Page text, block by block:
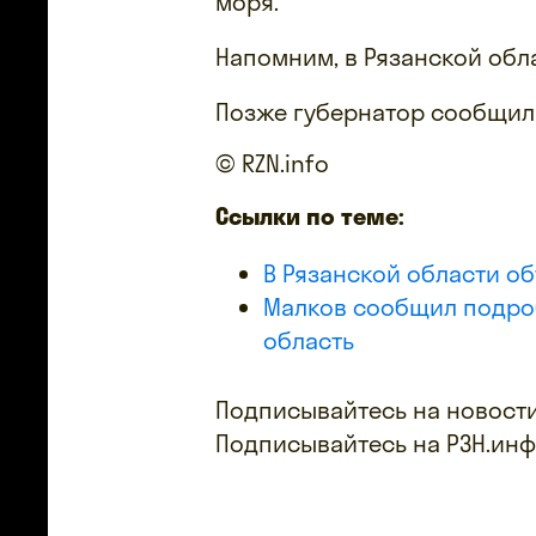
Напомним, в Рязанской
Позже губернатор
© RZN.info
Ссылки по теме:
В Рязанской области
Малков сообщил
область
Подписывайтесь на
Подписывайтесь на